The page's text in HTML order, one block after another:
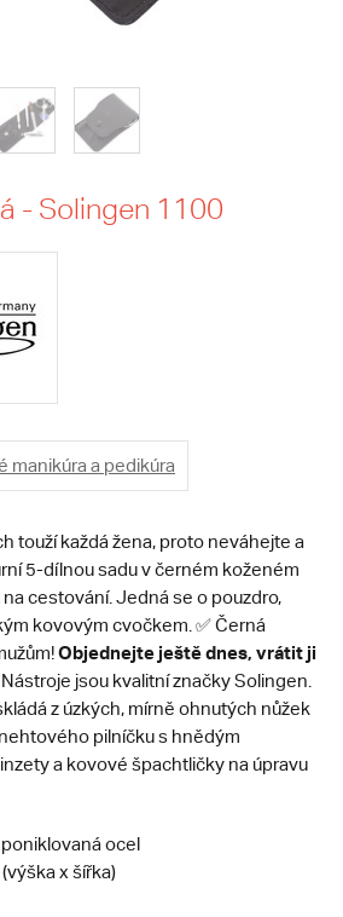
- Solingen 1100
manikúra a pedikúra
touží každá žena, proto neváhejte a
5-dílnou sadu v černém koženém
cestování. Jedná se o pouzdro,
kovovým cvočkem. ✅ Černá
Objednejte ještě dnes, vrátit ji
Nástroje jsou kvalitní značky Solingen.
z úzkých, mírně ohnutých nůžek
pilníčku s hnědým
a kovové špachtličky na úpravu
poniklovaná ocel
x šířka)